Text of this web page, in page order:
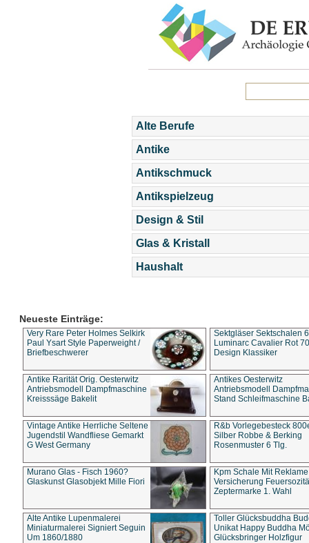
Alte Berufe
Antike
Antikschmuck
Antikspielzeug
Design & Stil
Glas & Kristall
Haushalt
Neueste Einträge:
Very Rare Peter Holmes Selkirk
Paul Ysart Style Paperweight /
Briefbeschwerer
Sektgläser Sektschalen
Luminarc Cavalier Rot
Design Klassiker
Antike Rarität Orig. Oesterwitz
Antriebsmodell Dampfmaschine
Kreisssäge Bakelit
Antikes Oesterwitz
Antriebsmodell
Stand Schleifmaschine
Vintage Antike Herrliche Seltene
Jugendstil Wandfliese Gemarkt
G West Germany
R&b Vorlegebesteck
Silber Robbe & Berking
Rosenmuster 6 Tlg.
Murano Glas - Fisch 1960?
Glaskunst Glasobjekt Mille Fiori
Kpm Schale Mit Reklame
Versicherung
Zeptermarke 1. Wahl
Alte Antike Lupenmalerei
Miniaturmalerei Signiert Seguin
Um 1860/1880
Toller Glücksbuddha
Unikat Happy Buddha
Glücksbringer Holzfigur